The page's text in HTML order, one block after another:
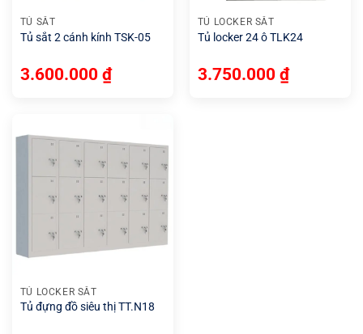
TỦ SẮT
Tủ sắt 2 cánh kính TSK-05
3.600.000 ₫
TỦ LOCKER SẮT
Tủ locker 24 ô TLK24
3.750.000 ₫
TỦ LOCKER SẮT
Tủ đựng đồ siêu thị TT.N18